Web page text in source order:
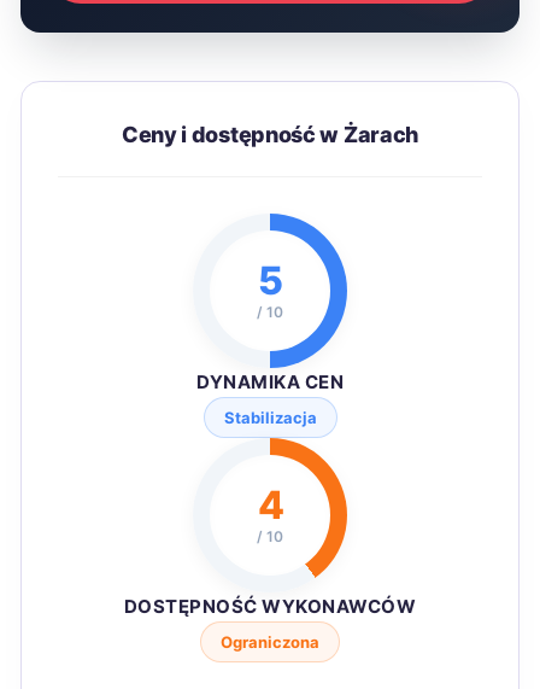
Ceny i dostępność w Żarach
5
/ 10
DYNAMIKA CEN
Stabilizacja
4
/ 10
DOSTĘPNOŚĆ WYKONAWCÓW
Ograniczona